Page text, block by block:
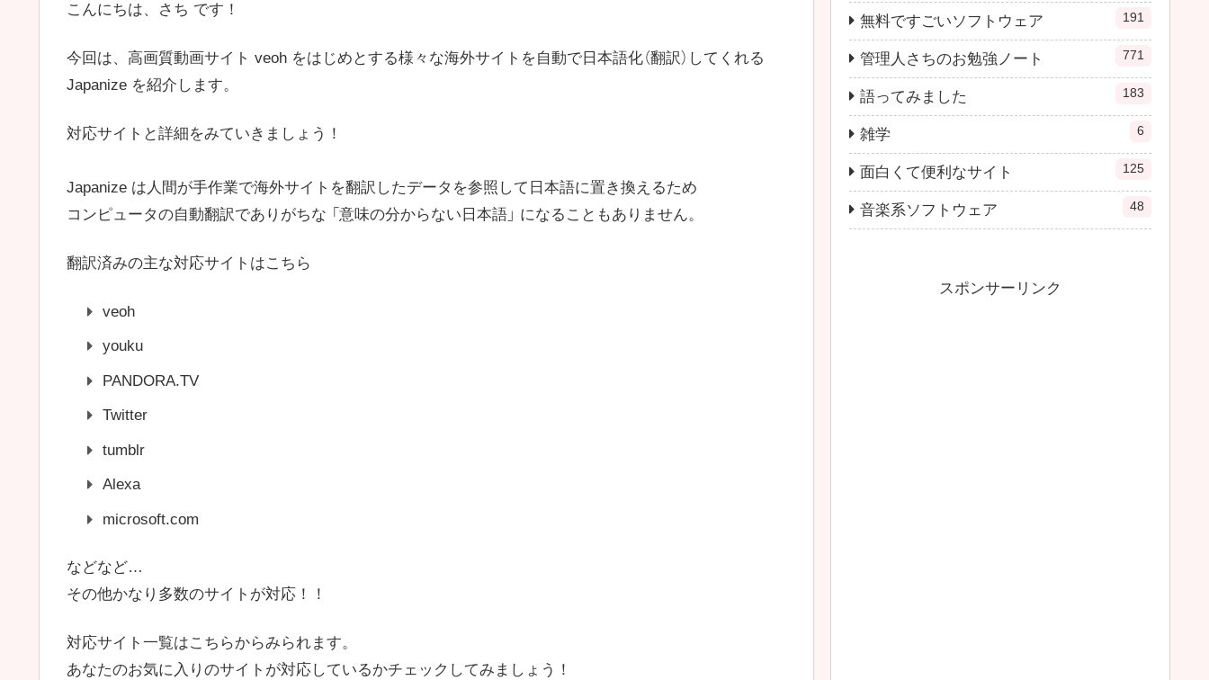
こんにちは、さち です！
今回は、高画質動画サイト veoh をはじめとする様々な海外サイトを自動で日本語化（翻訳）してくれる
Japanize を紹介します。
対応サイトと詳細をみていきましょう！
Japanize は人間が手作業で海外サイトを翻訳したデータを参照して日本語に置き換えるため
コンピュータの自動翻訳でありがちな 「意味の分からない日本語」 になることもありません。
翻訳済みの主な対応サイトはこちら
veoh
youku
PANDORA.TV
Twitter
tumblr
Alexa
microsoft.com
などなど…
その他かなり多数のサイトが対応！！
対応サイト一覧はこちらからみられます。
あなたのお気に入りのサイトが対応しているかチェックしてみましょう！
無料ですごいソフトウェア 191
管理人さちのお勉強ノート 771
語ってみました 183
雑学 6
面白くて便利なサイト 125
音楽系ソフトウェア 48
スポンサーリンク